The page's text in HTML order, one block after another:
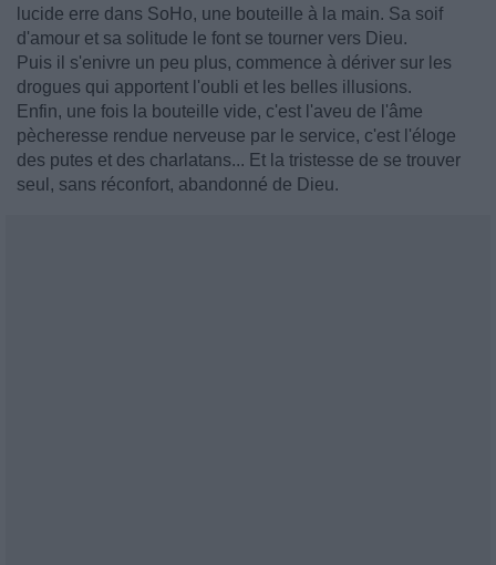
lucide erre dans SoHo, une bouteille à la main. Sa soif
d'amour et sa solitude le font se tourner vers Dieu.
Puis il s'enivre un peu plus, commence à dériver sur les
drogues qui apportent l'oubli et les belles illusions.
Enfin, une fois la bouteille vide, c'est l'aveu de l'âme
pècheresse rendue nerveuse par le service, c'est l'éloge
des putes et des charlatans... Et la tristesse de se trouver
seul, sans réconfort, abandonné de Dieu.